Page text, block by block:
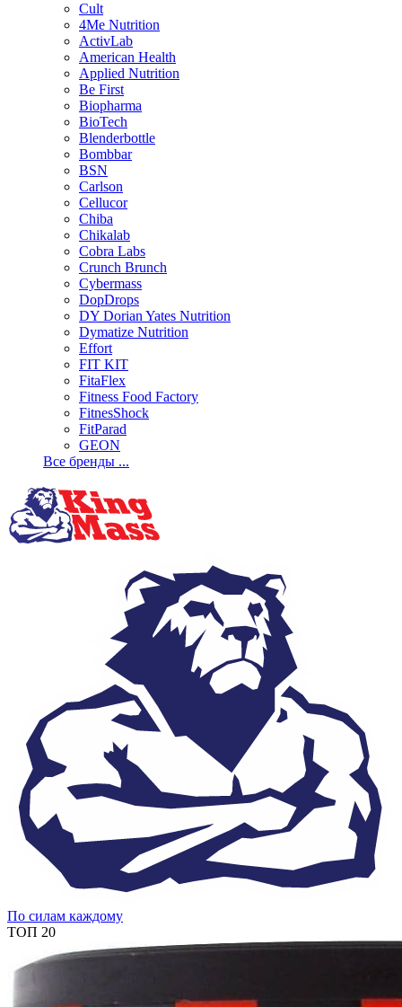
Cult
4Me Nutrition
ActivLab
American Health
Applied Nutrition
Be First
Biopharma
BioTech
Blenderbottle
Bombbar
BSN
Carlson
Cellucor
Chiba
Chikalab
Cobra Labs
Crunch Brunch
Cybermass
DopDrops
DY Dorian Yates Nutrition
Dymatize Nutrition
Effort
FIT KIT
FitaFlex
Fitness Food Factory
FitnesShock
FitParad
GEON
Все бренды ...
По силам каждому
ТОП 20